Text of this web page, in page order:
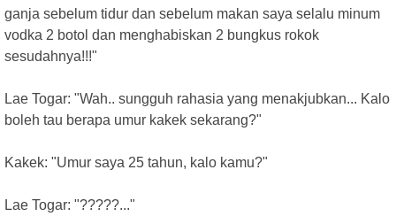
ganja sebelum tidur dan sebelum makan saya selalu minum
vodka 2 botol dan menghabiskan 2 bungkus rokok
sesudahnya!!!"
Lae Togar: "Wah.. sungguh rahasia yang menakjubkan... Kalo
boleh tau berapa umur kakek sekarang?"
Kakek: "Umur saya 25 tahun, kalo kamu?"
Lae Togar: "?????..."